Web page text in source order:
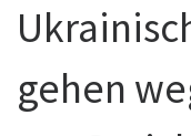
gehen